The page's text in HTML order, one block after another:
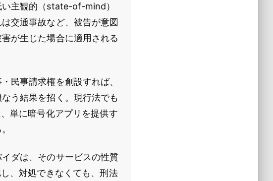
い主観的（state-of-mind）
交通事故など、被告が意図
が生じた場合に適用される
民事請求権を創設すれば、
う結果を招く。現行法でも
単に暗号化アプリを提供す
ダは、そのサービスの性質
、対処できなくても、刑法